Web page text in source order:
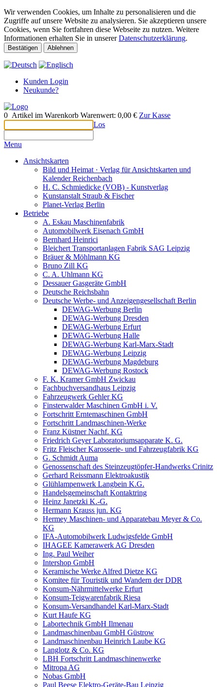
Wir verwenden Cookies, um Inhalte zu personalisieren und die
Zugriffe auf unsere Website zu analysieren. Sie akzeptieren unsere
Cookies, wenn Sie fortfahren diese Webseite zu nutzen. Weitere
Informationen erhalten Sie in unsererDatenschutzerklärung.
Bestätigen Ablehnen
Kunden Login
Neukunde?
0 Artikel im Warenkorb Warenwert: 0,00 € Zur Kasse
Los
Menu
Ansichtskarten
Bild und Heimat · Verlag für Ansichtskarten und
Kalender Reichenbach
H. C. Schmiedicke (VOB) - Kunstverlag
Kunstanstalt Straub & Fischer
Planet-Verlag Berlin
Betriebe
A. Eskau Maschinenfabrik
Automobilwerk Eisenach GmbH
Bernhard Heinrici
Bleichert Transportanlagen Fabrik SAG Leipzig
Bräuer & Möhlmann KG
Bruno Zill KG
C. A. Uhlmann KG
Dessauer Gasgeräte GmbH
Deutsche Reichsbahn
Deutsche Werbe- und Anzeigengesellschaft Berlin
DEWAG-Werbung Berlin
DEWAG-Werbung Dresden
DEWAG-Werbung Erfurt
DEWAG-Werbung Halle
DEWAG-Werbung Karl-Marx-Stadt
DEWAG-Werbung Leipzig
DEWAG-Werbung Magdeburg
DEWAG-Werbung Rostock
F. K. Kramer GmbH Zwickau
Fachbuchversandhaus Leipzig
Fahrzeugwerk Gehler KG
Finsterwalder Maschinen GmbH i. V.
Fortschritt Erntemaschinen GmbH
Fortschritt Landmaschinen-Werke
Franz Küstner Nachf. KG
Friedrich Geyer Laboratoriumsapparate K. G.
Fritz Fleischer Karosserie- und Fahrzeugfabrik KG
G. Schmidt Auma
Genossenschaft des Steinzeugtöpfer-Handwerks Crinitz
Gerhard Reissmann Elektroakustik
Glühlampenwerk Langbein K.G.
Handelsgemeinschaft Kontaktring
Heinz Janetzki K.-G.
Hermann Krauss jun. KG
Hermey Maschinen- und Apparatebau Meyer & Co.
KG
IFA-Automobilwerk Ludwigsfelde GmbH
IHAGEE Kamerawerk AG Dresden
Ing. Paul Weiher
Intershop GmbH
Keramische Werke Alfred Dietze KG
Komitee für Touristik und Wandern der DDR
Konsum-Nährmittelwerke Erfurt
Konsum-Teigwarenfabrik Riesa
Konsum-Versandhandel Karl-Marx-Stadt
Kurt Haufe KG
Labortechnik GmbH Ilmenau
Landmaschinenbau GmbH Güstrow
Landmaschinenbau Heinrich Laube KG
Langlotz & Co. KG
LBH Fortschritt Landmaschinenwerke
Mitropa AG
Nobas GmbH
Paul Beese Elektro-Geräte-Bau Leipzig